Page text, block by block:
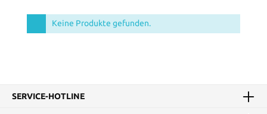
Keine Produkte gefunden.
SERVICE-HOTLINE